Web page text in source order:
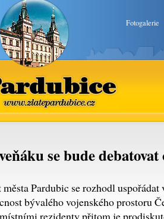
Fotogalerie
Pardubice
se bude
Pardubic se rozhodl
bývalého vojenského prostoru
rezidenty přitom je